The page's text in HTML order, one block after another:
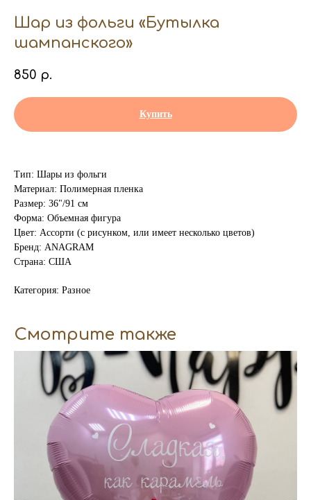
Шар из фольги «Бутылка
шампанского»
850 р.
Купить
Тип: Шары из фольги
Материал: Полимерная пленка
Размер: 36"/91 см
Форма: Объемная фигура
Цвет: Ассорти (с рисунком, или имеет несколько цветов)
Бренд: ANAGRAM
Страна: США
Категория: Разное
Смотрите также